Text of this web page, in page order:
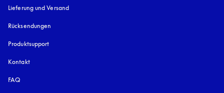
Lieferung und Versand
Rücksendungen
Produktsupport
Kontakt
FAQ